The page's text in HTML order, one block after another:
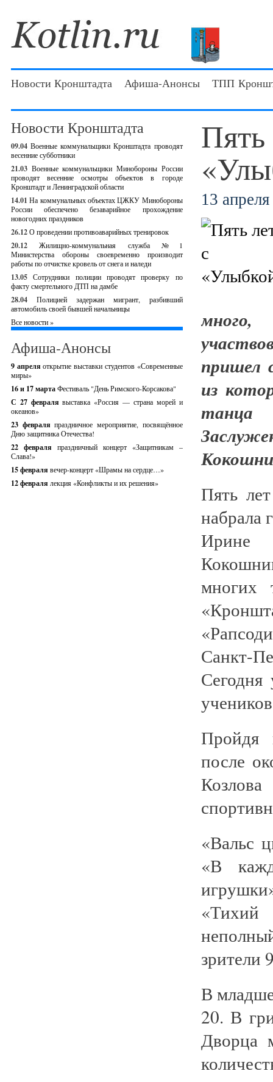
Новости Кронштадта Афиша-Анонсы ТПП
Новости Кронштадта
09.04 Военные коммунальщики Кронштадта проводят
весенние субботники
21.03 Военные коммунальщики Минобороны России
проводят весенние осмотры объектов в городе
Кронштадт и Ленинградской области
14.01 На коммунальных объектах ЦЖКУ Минобороны
России обеспечено безаварийное прохождение
новогодних праздников
26.12О проведении противоаварийных тренировок
20.12
Жилищно-коммунальная служба №1
Министерства обороны своевременно производит
работы по отчистке кровель от снега и наледи
13.05 Сотрудники полиции проводят проверку по
факту смертельного ДТП на дамбе
28.04
Полицией задержан мигрант, разбивший
автомобиль своей бывшей начальницы
Все новости »
Афиша-Анонсы
9 апреляоткрытие выставки студентов «Современные
миры»
16 и 17 мартаФестиваль "День Римского-Корсакова"
С 27 февралявыставка «Россия — страна морей и
океанов»
23 февраляпраздничное мероприятие, посвящённое
Дню защитника Отечества!
22 февраля праздничный концерт «Защитникам –
Слава!»
15 февраля вечер-концерт «Шрамы на сердце…»
12 февраля лекция «Конфликты и их решения»
Пять
13
много,
пришел
из
танца
Пять
набрала
Ирине
многих
Санкт-
Сегодня
Пройдя
после
«Вальс
«В
зрители
В
20. В
Дворца